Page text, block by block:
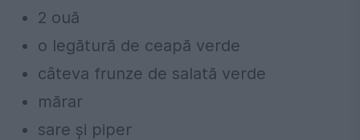
2 ouă
o legătură de ceapă verde
câteva frunze de salată verde
mărar
sare și piper